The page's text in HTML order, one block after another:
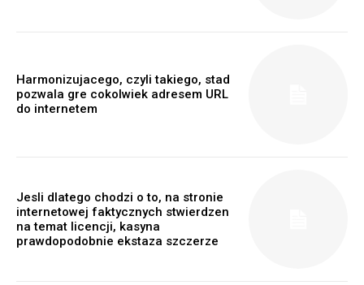
Harmonizujacego, czyli takiego, stad
pozwala gre cokolwiek adresem URL
do internetem
Jesli dlatego chodzi o to, na stronie
internetowej faktycznych stwierdzen
na temat licencji, kasyna
prawdopodobnie ekstaza szczerze